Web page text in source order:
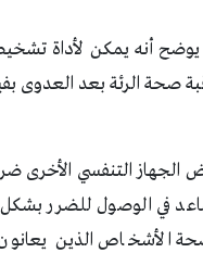
يوضح أنه يمكن لأداة
صحة الرئة بعد العدوى
الجهاز التنفسي الأخرى
في الوصول للضرر
الأشخاص الذين